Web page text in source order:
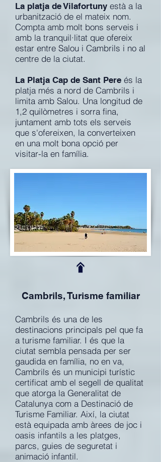
La platja de Vilafortuny està a la
urbanització de el mateix nom.
Compta amb molt bons serveis i
amb la tranquil·litat que ofereix
estar entre Salou i Cambrils i no al
centre de la ciutat.
La Platja Cap de Sant Pere és la
platja més a nord de Cambrils i
limita amb Salou. Una longitud de
1,2 quilòmetres i sorra fina,
juntament amb tots els serveis
que s'ofereixen, la converteixen
en una molt bona opció per
visitar-la en família.
Cambrils, Turisme familiar
Cambrils és una de les
destinacions principals pel que fa
a turisme familiar. I és que la
ciutat sembla pensada per ser
gaudida en família, no en va,
Cambrils és un municipi turístic
certificat amb el segell de qualitat
que atorga la Generalitat de
Catalunya com a Destinació de
Turisme Familiar. Així, la ciutat
està equipada amb àrees de joc i
oasis infantils a les platges,
parcs, guies de seguretat i
animació infantil.